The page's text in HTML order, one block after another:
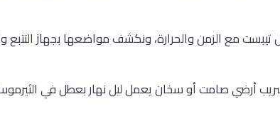
تيبست مع الزمن والحرارة، ونكشف مواضعها بجهاز
أرضي صامت أو سخان يعمل ليل نهار بعطل في